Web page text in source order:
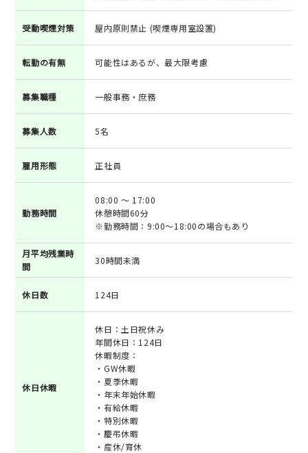
受動喫煙対策 屋内原則禁止 (喫煙専用室設置)
転勤の有無 可能性はあるが、最大限考慮
募集職種 一般事務・庶務
募集人数 5名
雇用形態 正社員
勤務時間
08:00 ～ 17:00
休憩時間60分
※勤務時間：9:00～18:00の場合もあり
月平均残業時
間
30時間未満
休日数 124日
休日休暇
休日：土日祝休み
年間休日：124日
休暇制度：
・GW休暇
・夏季休暇
・年末年始休暇
・有給休暇
・特別休暇
・慶弔休暇
・産休/育休